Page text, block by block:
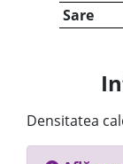
Sare
Densitatea